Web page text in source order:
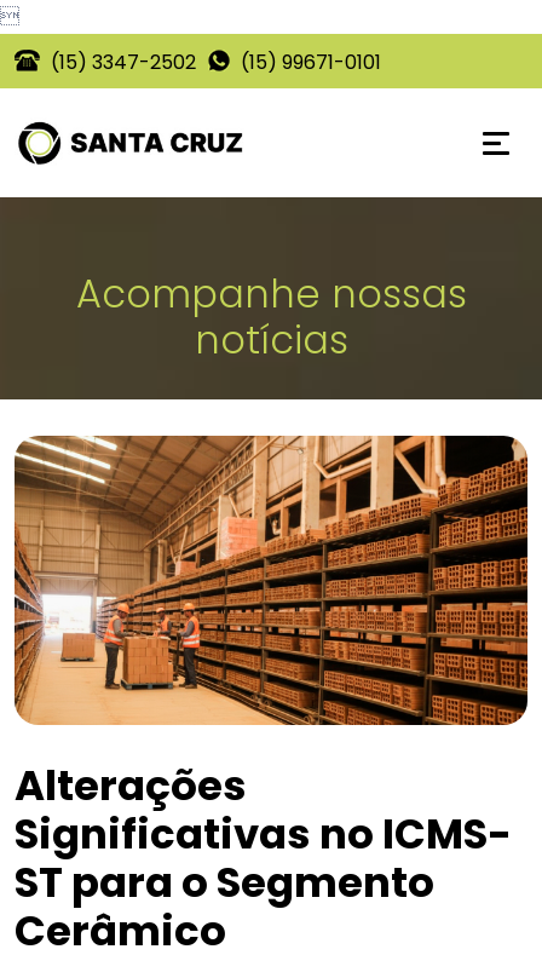

(15) 3347-2502
(15) 99671-0101
Acompanhe nossas
notícias
Alterações
Significativas no ICMS-
ST para o Segmento
Cerâmico